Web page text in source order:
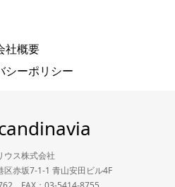
社概要
シーポリシー
ウス株式会社
赤坂7-1-1 青山安田ビル4F